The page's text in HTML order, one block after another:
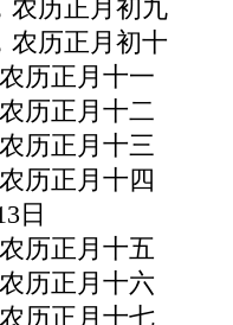
农历正月初九
农历正月初十
历正月十一
历正月十二
历正月十三
历正月十四
日
历正月十五
历正月十六
历正月十七